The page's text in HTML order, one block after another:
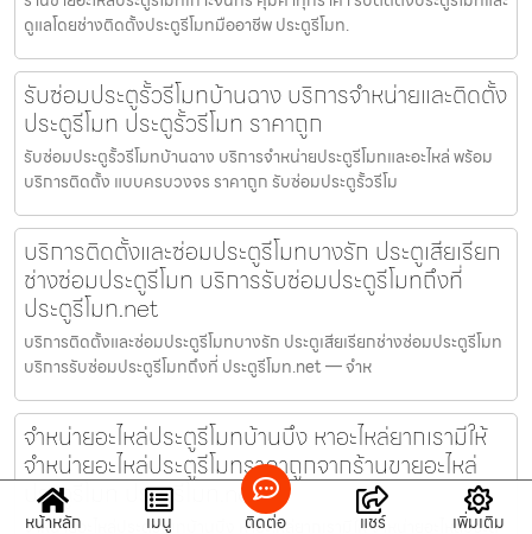
ดูแลโดยช่างติดตั้งประตูรีโมทมืออาชีพ ประตูรีโมท.
รับซ่อมประตูรั้วรีโมทบ้านฉาง บริการจำหน่ายและติดตั้ง
ประตูรีโมท ประตูรั้วรีโมท ราคาถูก
รับซ่อมประตูรั้วรีโมทบ้านฉาง บริการจำหน่ายประตูรีโมทและอะไหล่ พร้อม
บริการติดตั้ง แบบครบวงจร ราคาถูก รับซ่อมประตูรั้วรีโม
บริการติดตั้งและซ่อมประตูรีโมทบางรัก ประตูเสียเรียก
ช่างซ่อมประตูรีโมท บริการรับซ่อมประตูรีโมทถึงที่
ประตูรีโมท.net
บริการติดตั้งและซ่อมประตูรีโมทบางรัก ประตูเสียเรียกช่างซ่อมประตูรีโมท
บริการรับซ่อมประตูรีโมทถึงที่ ประตูรีโมท.net — จำห
จำหน่ายอะไหล่ประตูรีโมทบ้านบึง หาอะไหล่ยากเรามีให้
จำหน่ายอะไหล่ประตูรีโมทราคาถูกจากร้านขายอะไหล่
ประตูรีโมท ประตูรีโมท.net
จำหน่ายอะไหล่ประตูรีโมทบ้านบึง หาอะไหล่ยากเรามีให้ จำหน่ายอะไหล่ประตู
หน้าหลัก เมนู ติดต่อ แชร์ เพิ่มเติม